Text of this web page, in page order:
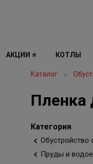
АКЦИИ ⭐ КОТЛЫ
Каталог
Пленка
Категория
Обустройство
Пруды и